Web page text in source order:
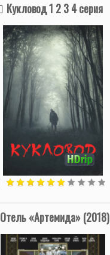
Кукловод 1 2 3 4 серия
Отель «Артемида» (2018)